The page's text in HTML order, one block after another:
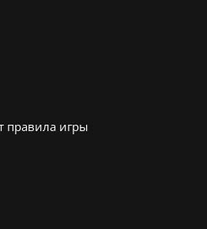
правила игры